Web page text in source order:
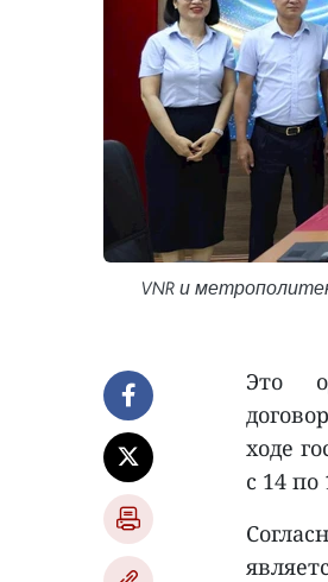
VNR и
Это
ходе
с 14 по